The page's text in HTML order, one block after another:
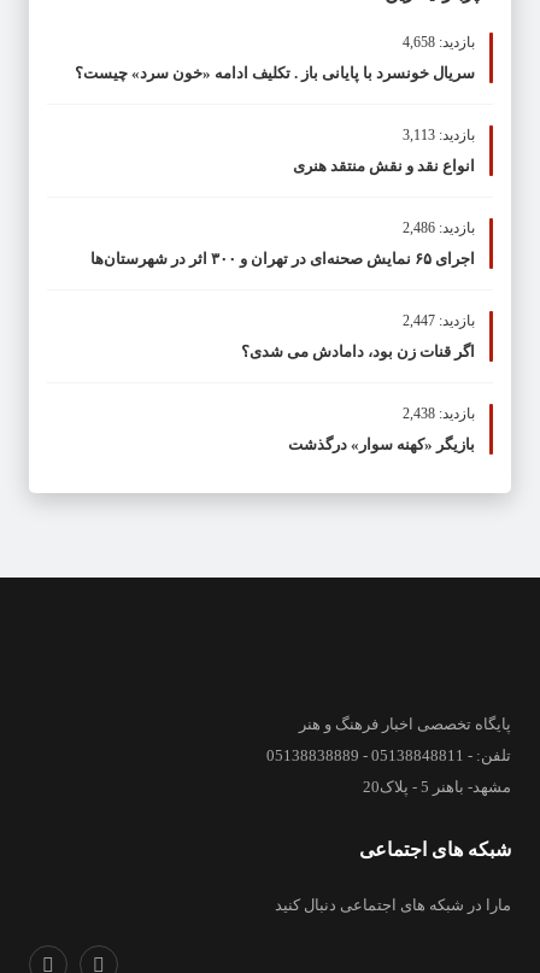
بازدید: 4,658
سریال خونسرد با پایانی باز . تکلیف ادامه «خون سرد» چیست؟
بازدید: 3,113
انواع نقد و نقش منتقد هنری
بازدید: 2,486
اجرای ۶۵ نمایش صحنه‌ای در تهران و ۳۰۰ اثر در شهرستان‌ها
بازدید: 2,447
اگر قنات زن بود، دامادش می شدی؟
بازدید: 2,438
بازیگر «کهنه سوار» درگذشت
پایگاه تخصصی اخبار فرهنگ و هنر
تلفن: - 05138848811 - 05138838889
مشهد- باهنر 5 - پلاک20
شبکه های اجتماعی
مارا در شبکه های اجتماعی دنبال کنید